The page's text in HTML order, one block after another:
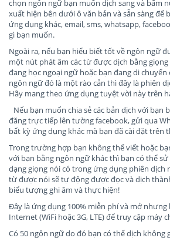
chọn ngôn ngữ bạn muốn dịch sang và bấm
xuất hiện bên dưới ô văn bản và sẵn sàng để
ứng dụng khác, email, sms, whatsapp,
gì bạn muốn.
Ngoài ra, nếu bạn hiểu biết tốt về ngôn ngữ
một nút phát âm các từ được dịch bằng giọng
đang học ngoại ngữ hoặc bạn đang di
ngôn ngữ đó là một rào cản thì đây là phiên
Hãy mang theo ứng dụng tuyệt vời này trên
Nếu bạn muốn chia sẻ các bản dịch với bạn
đăng trực tiếp lên tường facebook, gửi qua
bất kỳ ứng dụng khác mà bạn đã cài đặt trên
Trong trường hợp bạn không thể viết hoặc
với bạn bằng ngôn ngữ khác thì bạn có thể
dạng giọng nói có trong ứng dụng phiên dịch
từ được nói sẽ tự động được đọc và dịch
biểu tượng ghi âm và thực hiện!
Đây là ứng dụng 100% miễn phí và mở
Internet (WiFi hoặc 3G, LTE) để truy cập máy
Có 50 ngôn ngữ do đó bạn có thể dịch không